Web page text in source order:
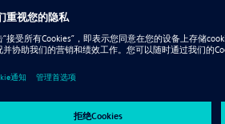
创建自上而下的装配